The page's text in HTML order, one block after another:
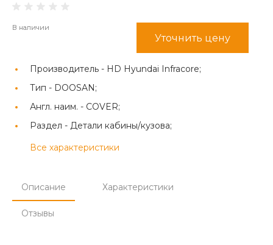
В наличии
Уточнить цену
Производитель - HD Hyundai Infracore;
Тип - DOOSAN;
Англ. наим. - COVER;
Раздел - Детали кабины/кузова;
Все характеристики
Описание Характеристики
Отзывы